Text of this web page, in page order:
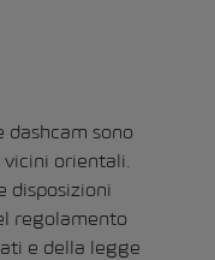
dashcam sono
vicini orientali.
disposizioni
regolamento
e della legge